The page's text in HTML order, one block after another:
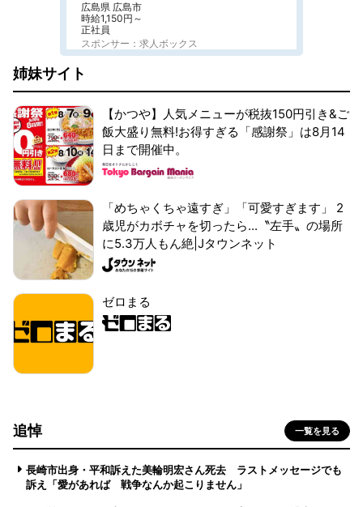
広島県 広島市
時給1,150円～
正社員
スポンサー：求人ボックス
姉妹サイト
【かつや】人気メニューが税抜150円引き&ご
飯大盛り無料!お得すぎる「感謝祭」は8月14
日まで開催中。
「めちゃくちゃ遠すぎ」「可愛すぎます」 2
歳児がカボチャを切ったら...〝左手〟の場所
に5.3万人もん絶|Jタウンネット
ゼロまる
追悼 一覧を見る
長崎市出身・平和訴えた美輪明宏さん死去 ラストメッセージでも
訴え「愛があれば 戦争なんか起こりません」